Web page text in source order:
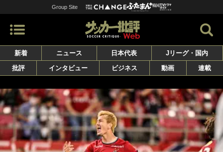
Group Site
新着 ニュース 日本代表
Jリーグ・国内
批評
インタビュー ビジネス 動画 連載